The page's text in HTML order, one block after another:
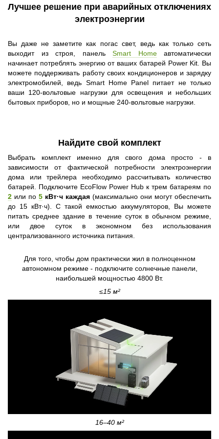
Лучшее решение при аварийных отключениях
электроэнергии
Вы даже не заметите как погас свет, ведь как только сеть
выходит из строя, панель Smart Homeавтоматически
начинает потреблять энергию от ваших батарей Power Kit. Вы
можете поддерживать работу своих кондиционеров и зарядку
электромобилей, ведь Smart Home Panel питает не только
ваши 120-вольтовые нагрузки для освещения и небольших
бытовых приборов, но и мощные 240-вольтовые нагрузки.
Найдите свой комплект
Выбрать комплект именно для свого дома просто - в
зависимости от фактической потребности электроэнергии
дома или трейлера необходимо рассчитывать количество
батарей. Подключите EcoFlow Power Hub к трем батареям по
2 или по 5 кВт·ч каждая (максимально они могут обеспечить
до 15 кВт·ч). С такой емкостью аккумуляторов, Вы можете
питать среднее здание в течение суток в обычном режиме,
или двое суток в экономном без использования
централизованного источника питания.
Для того, чтобы дом практически жил в полноценном
автономном режиме - подключите солнечные панели,
наибольшей мощностью 4800 Вт.
≤15 м²
16–40 м²